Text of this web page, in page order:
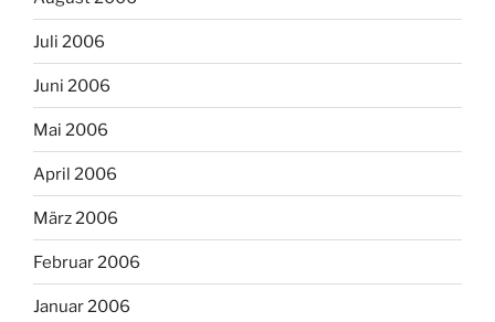
Juli 2006
Juni 2006
Mai 2006
April 2006
März 2006
Februar 2006
Januar 2006